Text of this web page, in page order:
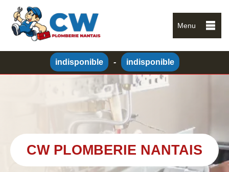
Menu
indisponible - indisponible
CW PLOMBERIE NANTAIS